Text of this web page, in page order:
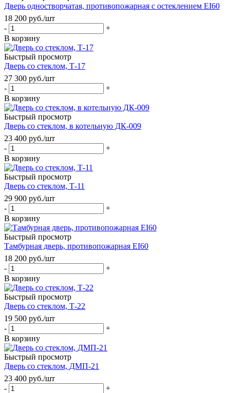
Дверь одностворчатая, противопожарная с остеклением EI60
18 200 руб./шт
-
+
В корзину
Быстрый просмотр
Дверь со стеклом, Т-17
27 300 руб./шт
-
+
В корзину
Быстрый просмотр
Дверь со стеклом, в котельную ДК-009
23 400 руб./шт
-
+
В корзину
Быстрый просмотр
Дверь со стеклом, Т-11
29 900 руб./шт
-
+
В корзину
Быстрый просмотр
Тамбурная дверь, противопожарная EI60
18 200 руб./шт
-
+
В корзину
Быстрый просмотр
Дверь со стеклом, Т-22
19 500 руб./шт
-
+
В корзину
Быстрый просмотр
Дверь со стеклом, ДМП-21
23 400 руб./шт
-
+